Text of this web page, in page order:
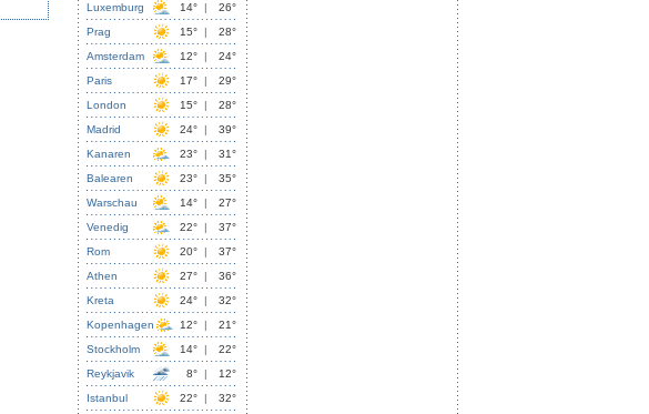
Luxemburg
14° |
26°
Prag
15° |
28°
Amsterdam
12° |
24°
Paris
17° |
29°
London
15° |
28°
Madrid
24° |
39°
Kanaren
23° |
31°
Balearen
23° |
35°
Warschau
14° |
27°
Venedig
22° |
37°
Rom
20° |
37°
Athen
27° |
36°
Kreta
24° |
32°
Kopenhagen
12° |
21°
Stockholm
14° |
22°
Reykjavik
8° |
12°
Istanbul
22° | 32°